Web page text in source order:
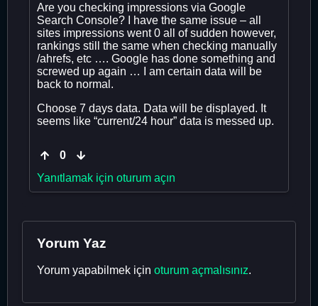
Are you checking impressions via Google
Search Console? I have the same issue – all
sites impressions went 0 all of sudden however,
rankings still the same when checking manually
/ahrefs, etc …. Google has done something and
screwed up again … I am certain data will be
back to normal.
Choose 7 days data. Data will be displayed. It
seems like “current/24 hour” data is messed up.
0
Yanıtlamak için oturum açın
Yorum Yaz
Yorum yapabilmek için oturum açmalısınız.